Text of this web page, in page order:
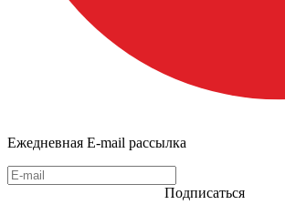
Ежедневная E-mail рассылка
Подписаться